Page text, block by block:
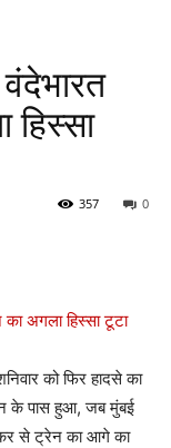
0
357
को फिर हादसे का
के पास हुआ, जब मुंबई
से ट्रेन का आगे का